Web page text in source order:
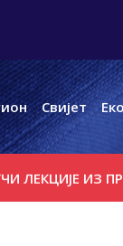
Свијет
ИЗ